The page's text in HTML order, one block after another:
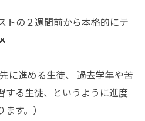
トの２週間前から本格的にテ
に進める生徒、 過去学年や苦
する生徒、というように進度
す。）